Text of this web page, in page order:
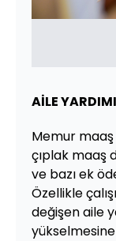
AİLE
Memur
çıplak maaş
ve bazı ek
Özellikle
değişen aile
yükselmesine